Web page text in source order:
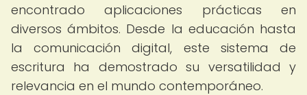
encontrado aplicaciones prácticas en
diversos ámbitos. Desde la educación hasta
la comunicación digital, este sistema de
escritura ha demostrado su versatilidad y
relevancia en el mundo contemporáneo.